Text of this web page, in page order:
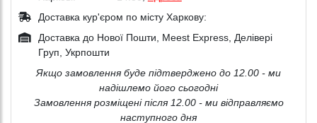
Доставка кур'єром по місту Харкову:
Доставка до Нової Пошти, Meest Express, Делівері
Груп, Укрпошти
Якщо замовлення буде підтверджено до 12.00 - ми
надішлемо його сьогодні
Замовлення розміщені після 12.00 - ми відправляємо
наступного дня